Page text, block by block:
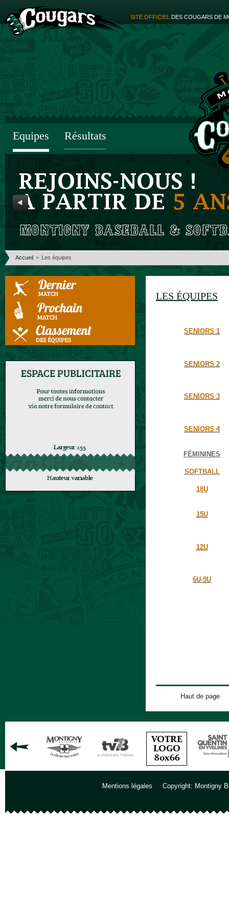
SITE OFFICIEL DES COUGARS DE
Equipes Résultats
Accueil > Les équipes
LES ÉQUIPES
SENIORS 1
SENIORS 2
SENIORS 3
SENIORS 4
FÉMININES
SOFTBALL
18U
15U
12U
6U-9U
Haut de page
Mentions légales Copyright: Montigny